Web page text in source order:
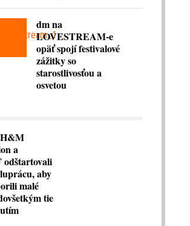
dm na
LOVESTREAM-e
opäť spojí festivalové
zážitky so
starostlivosťou a
osvetou
a
aby
malé
tie